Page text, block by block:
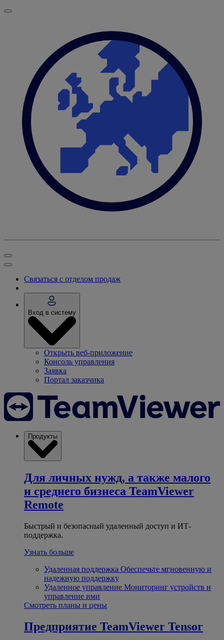
Связаться с отделом продаж
Вход в систему
Открыть веб-приложение
Консоль управления
Заявка
Портал заказчика
Продукты
Для личных нужд, а также малого
и среднего бизнеса TeamViewer
Remote
Быстрый и безопасный удаленный доступ и ИТ-
поддержка.
Узнать больше
Удаленная поддержка Обеспечьте мгновенную и
надежную поддержку
Удаленное управление Мониторинг устройств и
управление ими
Смотреть планы и цены
Предприятие TeamViewer Tensor